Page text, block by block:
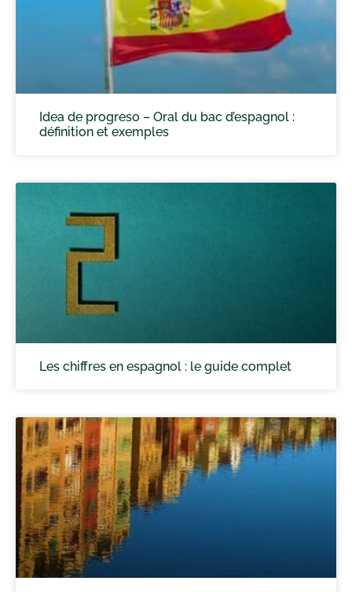
Idea de progreso – Oral du bac d’espagnol :
définition et exemples
Les chiffres en espagnol : le guide complet